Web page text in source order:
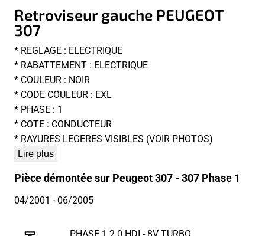
Retroviseur gauche PEUGEOT
307
* REGLAGE : ELECTRIQUE
* RABATTEMENT : ELECTRIQUE
* COULEUR : NOIR
* CODE COULEUR : EXL
* PHASE : 1
* COTE : CONDUCTEUR
* RAYURES LEGERES VISIBLES (VOIR PHOTOS)
Lire plus
Pièce démontée sur Peugeot 307 - 307 Phase 1
04/2001 - 06/2005
PHASE 1 2.0 HDI - 8V TURBO